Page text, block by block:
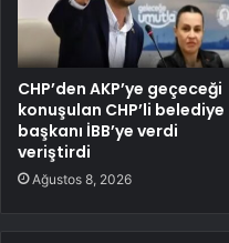
CHP’den AKP’ye geçeceği
konuşulan CHP’li belediye
başkanı İBB’ye verdi
veriştirdi
Ağustos 8, 2026